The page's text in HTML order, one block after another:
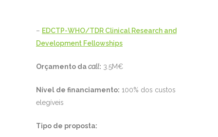
– EDCTP-WHO/TDR Clinical Research and
Development Fellowships
Orçamento dacall: 3.5M€
Nível de financiamento: 100% dos custos
elegíveis
Tipo de proposta: